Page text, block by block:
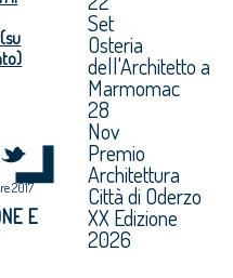
2017
E
Set
Osteria
dell'Architetto a
Marmomac
28
Nov
Premio
Architettura
Città di Oderzo
XX Edizione
2026